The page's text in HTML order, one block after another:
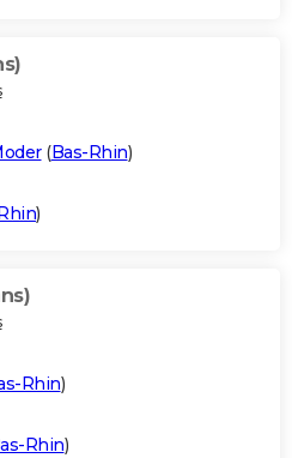
(Bas-Rhin)
)
Rhin)
Rhin)